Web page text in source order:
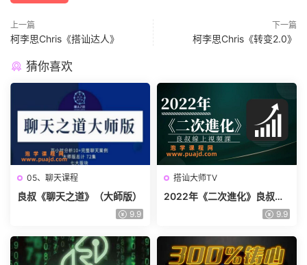
上一篇
柯李思Chris《搭讪达人》
下一篇
柯李思Chris《转变2.0》
猜你喜欢
05、聊天课程
良叔《聊天之道》（大師版）
9.9
搭讪大师TV
2022年《二次進化》良叔線
9.9